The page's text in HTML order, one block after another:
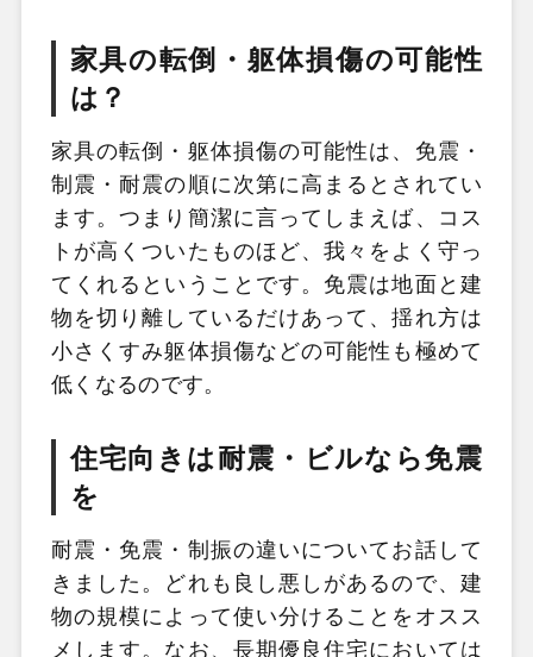
家具の転倒・躯体損傷の可能性
は？
家具の転倒・躯体損傷の可能性は、免震・
制震・耐震の順に次第に高まるとされてい
ます。つまり簡潔に言ってしまえば、コス
トが高くついたものほど、我々をよく守っ
てくれるということです。免震は地面と建
物を切り離しているだけあって、揺れ方は
小さくすみ躯体損傷などの可能性も極めて
低くなるのです。
住宅向きは耐震・ビルなら免震
を
耐震・免震・制振の違いについてお話して
きました。どれも良し悪しがあるので、建
物の規模によって使い分けることをオスス
メします。なお、長期優良住宅においては